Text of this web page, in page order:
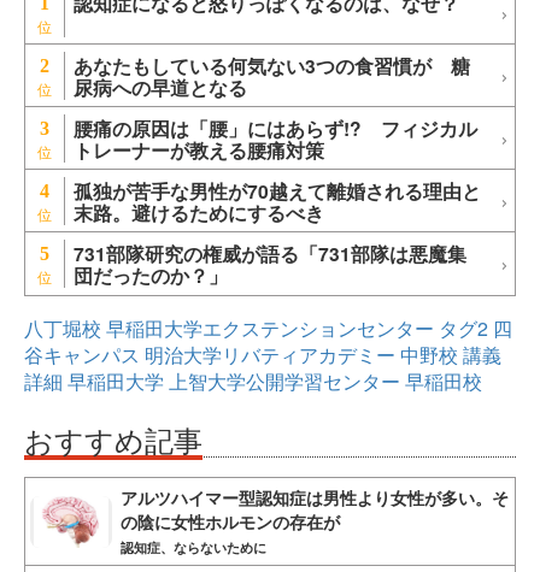
2 あなたもしている何気ない3つの食習慣が 糖
尿病への早道となる
3 腰痛の原因は「腰」にはあらず!? フィジカル
トレーナーが教える腰痛対策
4 孤独が苦手な男性が70越えて離婚される理由と
末路。避けるためにするべき
5 731部隊研究の権威が語る「731部隊は悪魔集
団だったのか？」
八丁堀校 早稲田大学エクステンションセンター タグ2 四
谷キャンパス 明治大学リバティアカデミー 中野校 講義
詳細 早稲田大学 上智大学公開学習センター 早稲田校
おすすめ記事
アルツハイマー型認知症は男性より女性が多い。そ
の陰に女性ホルモンの存在が
認知症、ならないために